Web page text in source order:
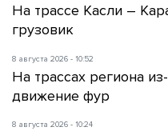
На трассе Касли –
грузовик
8 августа 2026 - 10:52
На трассах региона
движение фур
8 августа 2026 - 10:24